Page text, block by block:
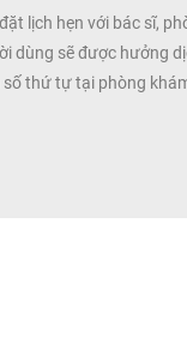
lịch hẹn với bác sĩ,
dùng sẽ được hưởng
thứ tự tại phòng